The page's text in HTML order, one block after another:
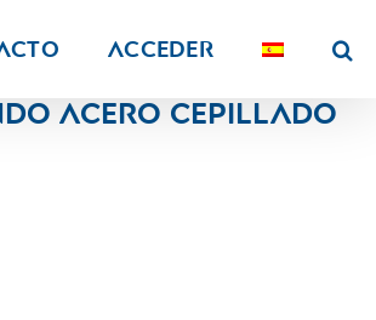
Acceder
acero cepillado